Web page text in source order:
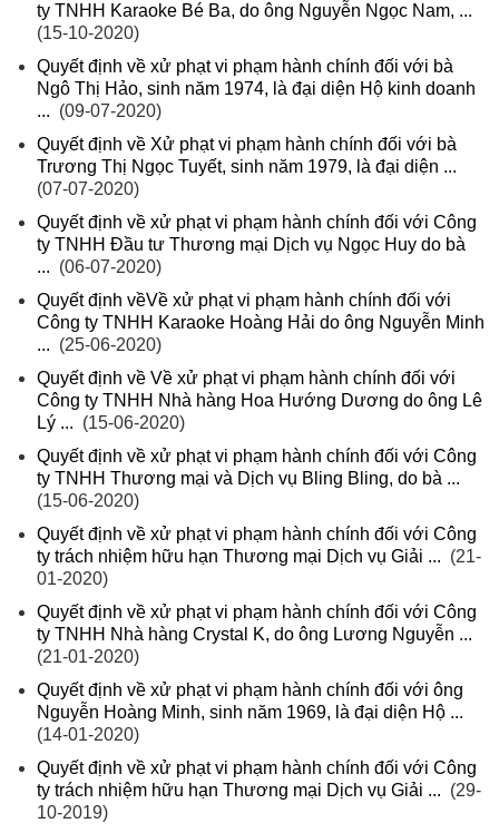
ty TNHH Karaoke Bé Ba, do ông Nguyễn Ngọc Nam, ...
(15-10-2020)
Quyết định về xử phạt vi phạm hành chính đối với bà
Ngô Thị Hảo, sinh năm 1974, là đại diện Hộ kinh doanh
... (09-07-2020)
Quyết định về Xử phạt vi phạm hành chính đối với bà
Trương Thị Ngọc Tuyết, sinh năm 1979, là đại diện ...
(07-07-2020)
Quyết định về xử phạt vi phạm hành chính đối với Công
ty TNHH Đầu tư Thương mại Dịch vụ Ngọc Huy do bà
... (06-07-2020)
Quyết định vềVề xử phạt vi phạm hành chính đối với
Công ty TNHH Karaoke Hoàng Hải do ông Nguyễn Minh
... (25-06-2020)
Quyết định về Về xử phạt vi phạm hành chính đối với
Công ty TNHH Nhà hàng Hoa Hướng Dương do ông Lê
Lý ... (15-06-2020)
Quyết định về xử phạt vi phạm hành chính đối với Công
ty TNHH Thương mại và Dịch vụ Bling Bling, do bà ...
(15-06-2020)
Quyết định về xử phạt vi phạm hành chính đối với Công
ty trách nhiệm hữu hạn Thương mại Dịch vụ Giải ... (21-
01-2020)
Quyết định về xử phạt vi phạm hành chính đối với Công
ty TNHH Nhà hàng Crystal K, do ông Lương Nguyễn ...
(21-01-2020)
Quyết định về xử phạt vi phạm hành chính đối với ông
Nguyễn Hoàng Minh, sinh năm 1969, là đại diện Hộ ...
(14-01-2020)
Quyết định về xử phạt vi phạm hành chính đối với Công
ty trách nhiệm hữu hạn Thương mại Dịch vụ Giải ... (29-
10-2019)